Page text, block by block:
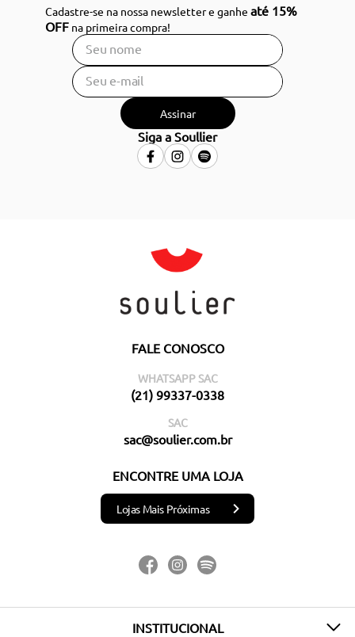
Cadastre-se na nossa newsletter e ganheaté 15%
OFF na primeira compra!
Assinar
Siga a Soullier
FALE CONOSCO
WHATSAPP SAC
(21) 99337-0338
SAC
sac@soulier.com.br
ENCONTRE UMA LOJA
Lojas Mais Próximas
INSTITUCIONAL